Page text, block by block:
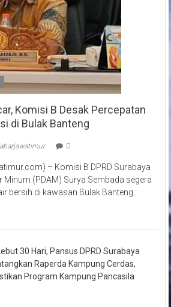
Komisi B Desak Percepatan
di Bulak Banteng
0
– Komisi B DPRD Surabaya
Minum (PDAM) Surya Sembada segera
bersih di kawasan Bulak Banteng.
30 Hari, Pansus DPRD Surabaya
Raperda Kampung Cerdas,
Program Kampung Pancasila